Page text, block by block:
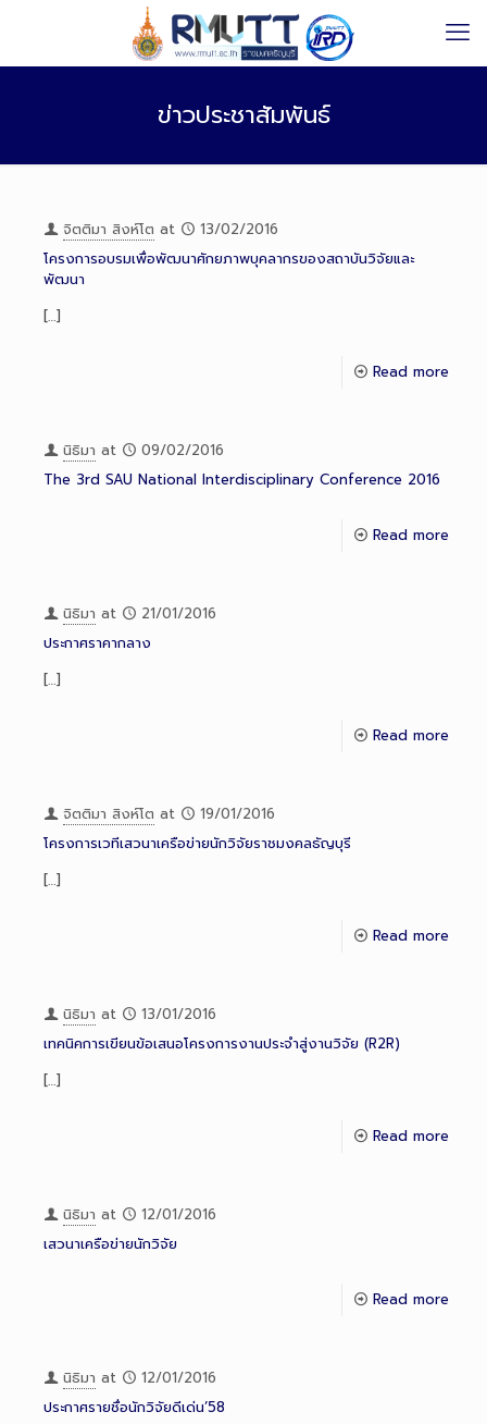
ข่าวประชาสัมพันธ์
จิตติมา สิงห์โต at
13/02/2016
โครงการอบรมเพื่อพัฒนาศักยภาพบุคลากรของสถาบันวิจัยและ
พัฒนา
[…]
Read more
นิธิมา at
09/02/2016
The 3rd SAU National Interdisciplinary Conference 2016
Read more
นิธิมา at
21/01/2016
ประกาศราคากลาง
[…]
Read more
จิตติมา สิงห์โต at
19/01/2016
โครงการเวทีเสวนาเครือข่ายนักวิจัยราชมงคลธัญบุรี
[…]
Read more
นิธิมา at
13/01/2016
เทคนิคการเขียนข้อเสนอโครงการงานประจำสู่งานวิจัย (R2R)
[…]
Read more
นิธิมา at
12/01/2016
เสวนาเครือข่ายนักวิจัย
Read more
นิธิมา at
12/01/2016
ประกาศรายชื่อนักวิจัยดีเด่น’58